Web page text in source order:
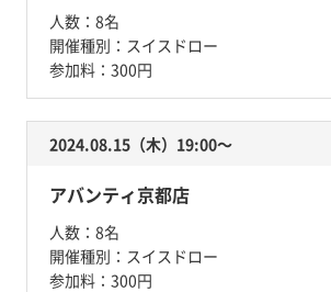
人数： 8名
開催種別： スイスドロー
参加料： 300円
2024.08.15（木）19:00〜
アバンティ京都店
人数： 8名
開催種別： スイスドロー
参加料： 300円